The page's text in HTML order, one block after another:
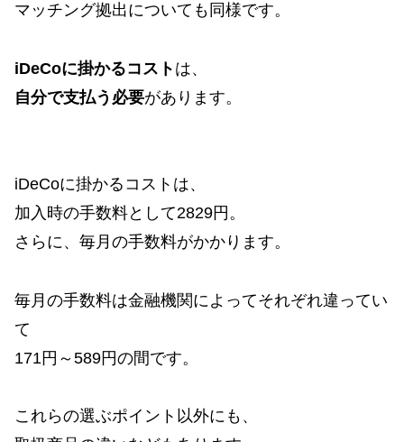
マッチング拠出についても同様です。
iDeCoに掛かるコスト は、
自分で支払う必要があります。
iDeCoに掛かるコストは、
加入時の手数料として2829円。
さらに、毎月の手数料がかかります。
毎月の手数料は金融機関によってそれぞれ違ってい
て
171円～589円の間です。
これらの選ぶポイント以外にも、